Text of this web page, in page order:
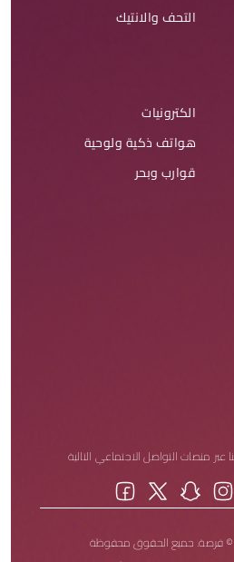
التحف والانتيك
الكترونيات
هواتف ذكية ولوحية
قوارب وبحر
منصات التواصل الاجتماعي التالية